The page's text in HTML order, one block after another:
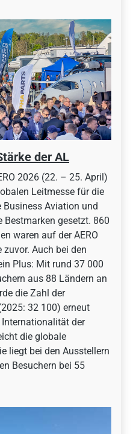
der AL
2026 (22. – 25. April)
Leitmesse für die
Aviation und
gesetzt. 860
waren auf der AERO
zuvor. Auch bei den
Plus: Mit rund 37 000
aus 88 Ländern an
die Zahl der
32 100) erneut
der
die globale
liegt bei den Ausstellern
Besuchern bei 55